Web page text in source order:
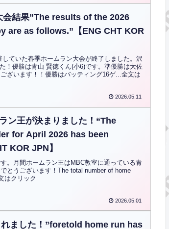
会結果”The results of the 2026
are as follows.”【ENG CHT KOR
ていた春季ホームラン大会が終了しました。沢
！優勝は青山 賢徳くん(小6)です。準優勝は大佐
ざいます！！優勝はバッティング16ゲ...全文は
2026.05.11
ン王が決まりました！“The
for April 2026 has been
KOR JPN】
。月間ホームラン王はMBC教室に通っている青
とうございます！The total number of home
はクリック
2026.05.01
ました！”foretold home run has